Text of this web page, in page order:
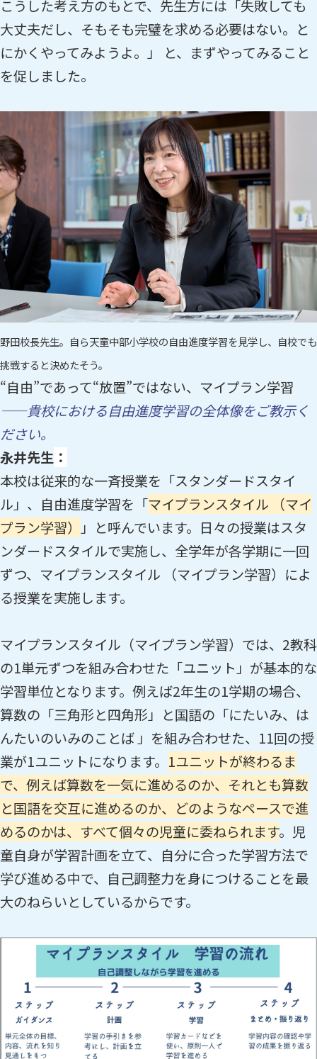
こうした考え方のもとで、先生方には「失敗しても
大丈夫だし、そもそも完璧を求める必要はない。と
にかくやってみようよ。」 と、まずやってみること
を促しました。
野田校長先生。自ら天童中部小学校の自由進度学習を見学し、自校でも
挑戦すると決めたそう。
“自由”であって“放置”ではない、マイプラン学習
——貴校における自由進度学習の全体像をご教示く
ださい。
永井先生 ：
本校は従来的な一斉授業を「スタンダードスタイ
ル」、自由進度学習を「マイプランスタイル （マイ
プラン学習） 」と呼んでいます。日々の授業はスタ
ンダードスタイルで実施し、全学年が各学期に一回
ずつ、マイプランスタイル （マイプラン学習）によ
る授業を実施します。
マイプランスタイル（マイプラン学習）では、2教科
の1単元ずつを組み合わせた「ユニット」が基本的な
学習単位となります。例えば2年生の1学期の場合、
算数の「三角形と四角形」と国語の「にたいみ、は
んたいのいみのことば 」を組み合わせた、11回の授
業が1ユニットになります。 1ユニットが終わるま
で、例えば算数を一気に進めるのか、それとも算数
と国語を交互に進めるのか、どのようなペースで進
めるのかは、すべて個々の児童に委ねられます。児
童自身が学習計画を立て、自分に合った学習方法で
学び進める中で、自己調整力を身につけることを最
大のねらいとしているからです。